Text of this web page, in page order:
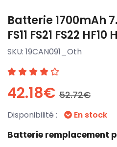
Batterie 1700mAh
FS11 FS21 FS22
SKU: 19CAN091_Oth
42.18€ 52.72€
Disponibilité : En stock
Batterie remplacement